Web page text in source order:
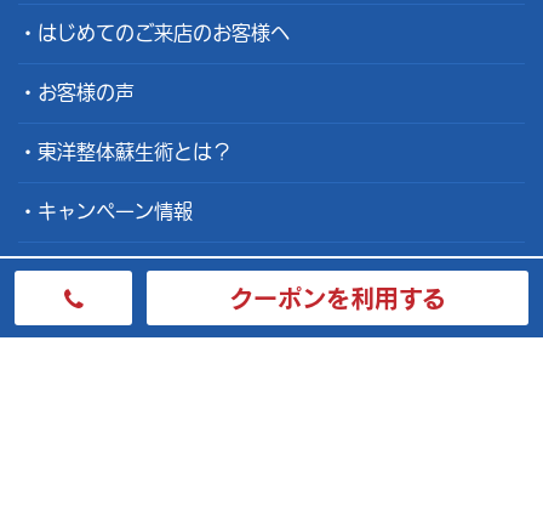
クーポンを利用する
はじめてのご来店のお客様へ
お客様の声
東洋整体蘇生術とは？
キャンペーン情報
院長メッセージ
よくある質問